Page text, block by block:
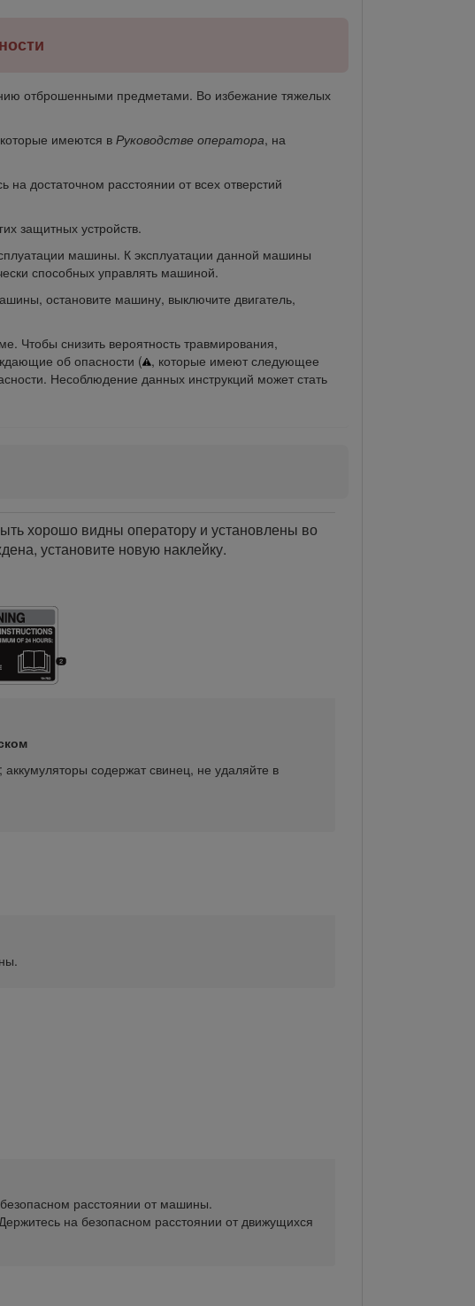
отброшенными предметами. Во избежание тяжелых
имеются в Руководстве оператора, на
достаточном расстоянии от всех отверстий
защитных устройств.
машины. К эксплуатации данной машины
способных управлять машиной.
остановите машину, выключите двигатель,
Чтобы снизить вероятность травмирования,
об опасности ( , которые имеют следующее
Несоблюдение данных инструкций может стать
хорошо видны оператору и установлены во
установите новую наклейку.
; аккумуляторы содержат свинец, не удаляйте в
расстоянии от машины.
на безопасном расстоянии от движущихся